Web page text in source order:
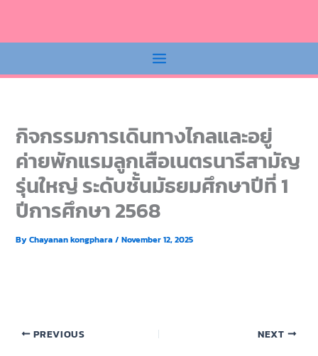
กิจกรรมการเดินทางไกลและอยู่
ค่ายพักแรมลูกเสือเนตรนารีสามัญ
รุ่นใหญ่ ระดับชั้นมัธยมศึกษาปีที่ 1
ปีการศึกษา 2568
ByChayanan kongphara/November 12, 2025
PREVIOUS NEXT